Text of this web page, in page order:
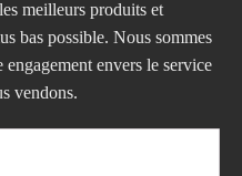
meilleurs produits et
bas possible. Nous sommes
envers le service
vendons.